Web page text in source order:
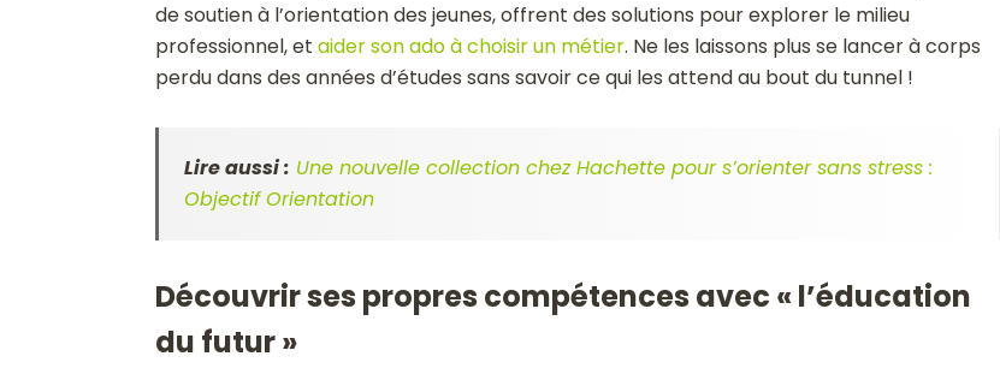
de soutien à l’orientation des jeunes, offrent des solutions pour explorer le milieu
professionnel, et aider son ado à choisir un métier. Ne les laissons plus se lancer à corps
perdu dans des années d’études sans savoir ce qui les attend au bout du tunnel !
Lire aussi : Une nouvelle collection chez Hachette pour s’orienter sans stress :
Objectif Orientation
Découvrir ses propres compétences avec « l’éducation
du futur »